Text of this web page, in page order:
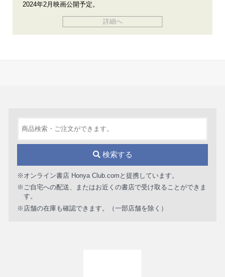
2024年2月映画公開予定。
詳細へ
検索する
※オンライン書店 Honya Club.comと提携しています。
※ご自宅への配送、またはお近くの書店で受け取ることができま
す。
※店舗の在庫も確認できます。（一部店舗を除く）